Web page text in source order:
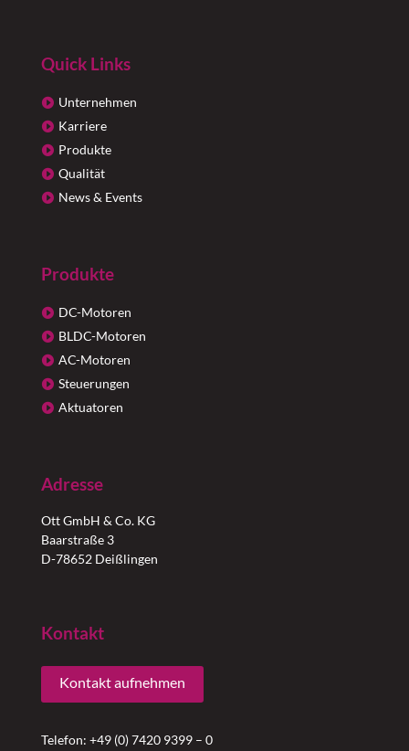
Quick Links
Unternehmen
Karriere
Produkte
Qualität
News & Events
Produkte
DC-Motoren
BLDC-Motoren
AC-Motoren
Steuerungen
Aktuatoren
Adresse
Ott GmbH & Co. KG
Baarstraße 3
D-78652 Deißlingen
Kontakt
Kontakt aufnehmen
Telefon: +49 (0) 7420 9399 – 0